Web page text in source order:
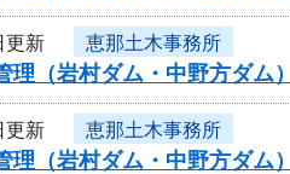
更新 恵那土木事務所
（岩村ダム・中野方ダム
更新 恵那土木事務所
（岩村ダム・中野方ダム